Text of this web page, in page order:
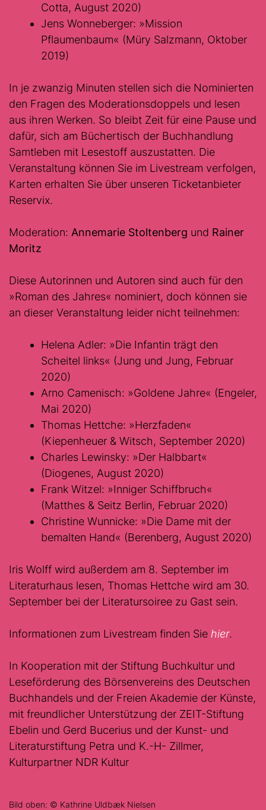
Cotta, August 2020)
Jens Wonneberger: »Mission
Pflaumenbaum« (Müry Salzmann, Oktober
2019)
In je zwanzig Minuten stellen sich die Nominierten
den Fragen des Moderationsdoppels und lesen
aus ihren Werken. So bleibt Zeit für eine Pause und
dafür, sich am Büchertisch der Buchhandlung
Samtleben mit Lesestoff auszustatten. Die
Veranstaltung können Sie im Livestream verfolgen,
Karten erhalten Sie über unseren Ticketanbieter
Reservix.
Moderation: Annemarie Stoltenberg und Rainer
Moritz
Diese Autorinnen und Autoren sind auch für den
»Roman des Jahres« nominiert, doch können sie
an dieser Veranstaltung leider nicht teilnehmen:
Helena Adler: »Die Infantin trägt den
Scheitel links« (Jung und Jung, Februar
2020)
Arno Camenisch: »Goldene Jahre« (Engeler,
Mai 2020)
Thomas Hettche: »Herzfaden«
(Kiepenheuer & Witsch, September 2020)
Charles Lewinsky: »Der Halbbart«
(Diogenes, August 2020)
Frank Witzel: »Inniger Schiffbruch«
(Matthes & Seitz Berlin, Februar 2020)
Christine Wunnicke: »Die Dame mit der
bemalten Hand« (Berenberg, August 2020)
Iris Wolff wird außerdem am 8. September im
Literaturhaus lesen, Thomas Hettche wird am 30.
September bei der Literatursoiree zu Gast sein.
Informationen zum Livestream finden Sie hier.
In Kooperation mit der Stiftung Buchkultur und
Leseförderung des Börsenvereins des Deutschen
Buchhandels und der Freien Akademie der Künste,
mit freundlicher Unterstützung der ZEIT-Stiftung
Ebelin und Gerd Bucerius und der Kunst- und
Literaturstiftung Petra und K.-H- Zillmer,
Kulturpartner NDR Kultur
Bild oben: © Kathrine Uldbæk Nielsen